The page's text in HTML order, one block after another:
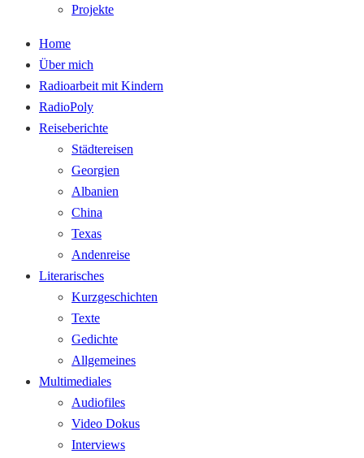
Projekte
Home
Über mich
Radioarbeit mit Kindern
RadioPoly
Reiseberichte
Städtereisen
Georgien
Albanien
China
Texas
Andenreise
Literarisches
Kurzgeschichten
Texte
Gedichte
Allgemeines
Multimediales
Audiofiles
Video Dokus
Interviews